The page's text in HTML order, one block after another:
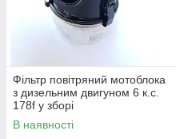
Фільтр повітряний мотоблока
з дизельним двигуном 6 к.с.
178f у зборі
В наявності